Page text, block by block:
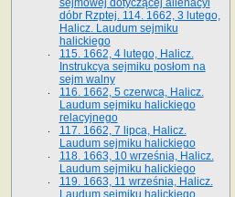
sejmowej dotyczącej alienacyi
dóbr Rzptej. 114. 1662, 3 lutego,
Halicz. Laudum sejmiku
halickiego
115. 1662, 4 lutego, Halicz.
Instrukcya sejmiku posłom na
sejm walny
116. 1662, 5 czerwca, Halicz.
Laudum sejmiku halickiego
relacyjnego
117. 1662, 7 lipca, Halicz.
Laudum sejmiku halickiego
118. 1663, 10 września, Halicz.
Laudum sejmiku halickiego
119. 1663, 11 września, Halicz.
Laudum sejmiku halickiego